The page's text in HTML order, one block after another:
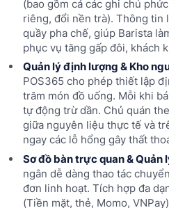
(bao gồm cả các ghi chú
riêng, đổi nền trà). Thông tin
quầy pha chế, giúp Barista
phục vụ tăng gấp đôi, khách
Quản lý định lượng & Kho
POS365 cho phép thiết lập
trăm món đồ uống. Mỗi khi
tự động trừ dần. Chủ quán
giữa nguyên liệu thực tế và
ngay các lỗ hổng gây thất
Sơ đồ bàn trực quan & Quản
ngân dễ dàng thao tác
đơn linh hoạt. Tích hợp đa
(Tiền mặt, thẻ, Momo,